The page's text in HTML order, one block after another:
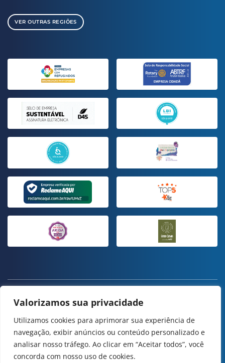
Valorizamos sua privacidade
Utilizamos cookies para aprimorar sua experiência de
navegação, exibir anúncios ou conteúdo personalizado e
analisar nosso tráfego. Ao clicar em “Aceitar todos”, você
concorda com nosso uso de cookies.
VER OUTRAS REGIÕES
NOSSOSTERMOS DE USO E POLÍTICA DE PRIVACIDADE
ESPRO | TODOS OS DIREITOS RESERVADOS
DESENVOLVIMENTO